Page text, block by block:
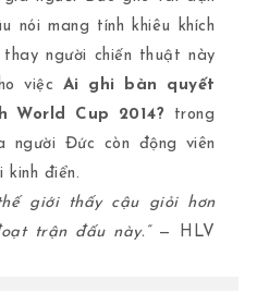
nói mang tính khiêu khích
người chiến thuật này
việc Ai ghi bàn quyết
Cup 2014? trong
người Đức còn động viên
kinh điển.
giới thấy cậu giỏi hơn
trận đấu này.”— HLV